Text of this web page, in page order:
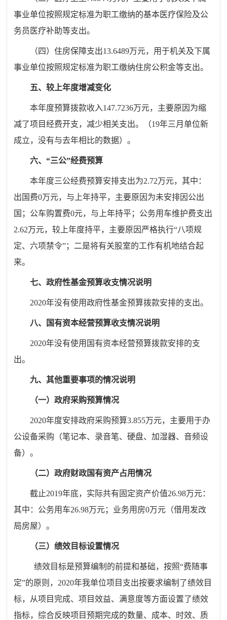
事业单位按照规定标准为职工缴纳的基本医疗保险及公
务员医疗补助等支出。
（四）住房保障支出13.6489万元，用于机关及下属
事业单位按照规定标准为职工缴纳住房公积金等支出。
五、较上年度增减变化
本年度预算拨款收入147.7236万元，主要原因为缩
减了项目经费开支，减少相关支出。（19年三月单位新
成立，没有与去年相比的数据）。
六、“三公”经费预算
本年度三公经费预算安排支出为2.72万元，其中：
出国费0万元，与上年持平，主要原因为未安排因公出
国；公车购置费0元，与上年持平；公务用车维护费支出
2.62万元，较上年度持平，主要原因严格执行“八项规
定、六项禁令”；二是将有关股室的工作有机地结合起
来。
七、政府性基金预算收支情况说明
2020年没有使用政府性基金预算拨款安排的支出。
八、国有资本经营预算收支情况说明
2020年没有使用国有资本经营预算拨款安排的支
出。
九、其他重要事项的情况说明
（一）政府采购预算情况
2020年度安排政府采购预算3.855万元，主要用于办
公设备采购（笔记本、录音笔、硬盘、加湿器、音频设
备）。
（二）政府财政国有资产占用情况
截止2019年底，实际共有固定资产价值26.98万元：
其中：公务用车26.98万元；业务用房0万元（借用发改
局房屋）。
（三）绩效目标设置情况
绩效目标是预算编制的前提和基础，按照“费随事
定”的原则， 2020年我单位项目支出按要求编制了绩效目
标，从项目完成、项目效益、满意度等方面设置了绩效
指标，综合反映项目预期完成的数量、成本、时效、质